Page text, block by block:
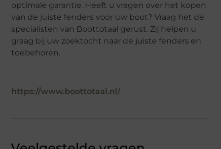
optimale garantie. Heeft u vragen over het kopen
van de juiste fenders voor uw boot? Vraag het de
specialisten van Boottotaal gerust. Zij helpen u
graag bij uw zoektocht naar de juiste fenders en
toebehoren.
https://www.boottotaal.nl/